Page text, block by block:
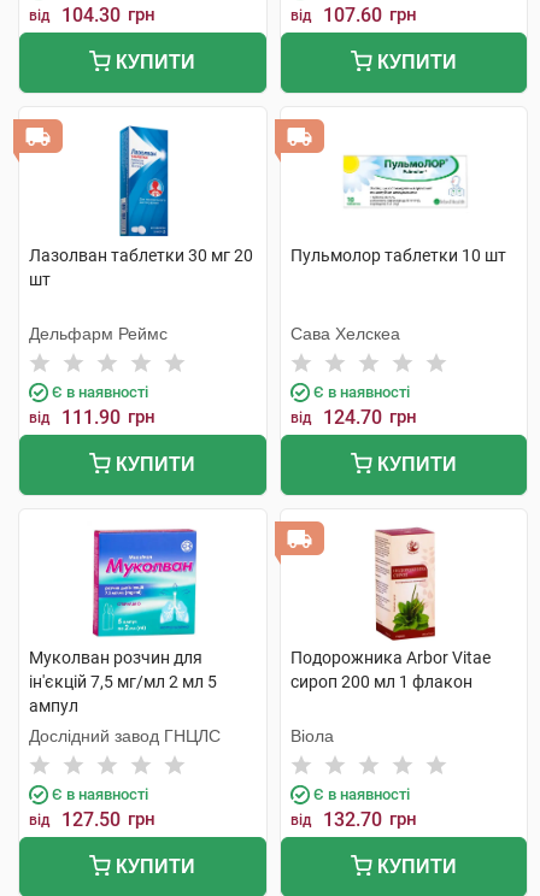
від 104.30 грн
КУПИТИ
від 107.60 грн
КУПИТИ
Лазолван таблетки 30 мг 20
шт
Дельфарм Реймс
Є в наявності
від 111.90 грн
КУПИТИ
Пульмолор таблетки 10 шт
Сава Хелскеа
Є в наявності
від 124.70 грн
КУПИТИ
Муколван розчин для
ін'єкцій 7,5 мг/мл 2 мл 5
ампул
Дослідний завод ГНЦЛС
Є в наявності
від 127.50 грн
КУПИТИ
Подорожника Arbor Vitae
сироп 200 мл 1 флакон
Віола
Є в наявності
від 132.70 грн
КУПИТИ